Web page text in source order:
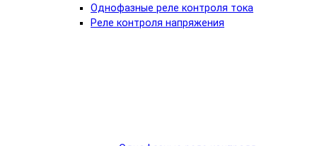
Однофазные реле контроля тока
Реле контроля напряжения